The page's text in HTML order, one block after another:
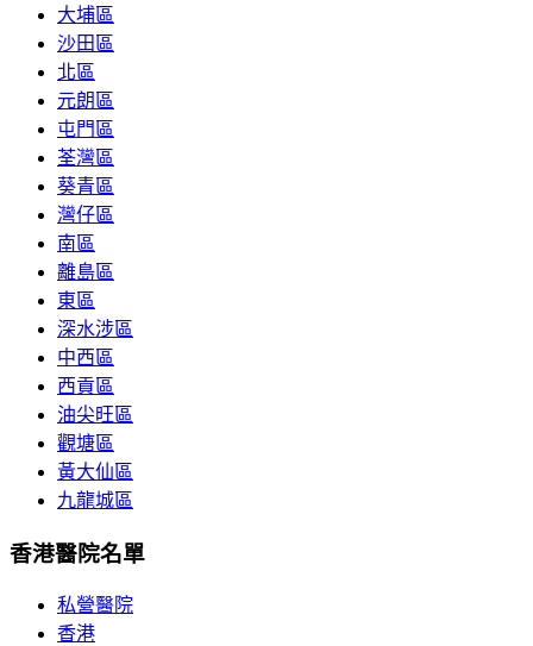
大埔區
沙田區
北區
元朗區
屯門區
荃灣區
葵青區
灣仔區
南區
離島區
東區
深水涉區
中西區
西貢區
油尖旺區
觀塘區
黃大仙區
九龍城區
香港醫院名單
私營醫院
香港